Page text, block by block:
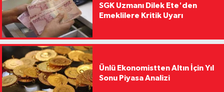
SGK Uzmanı Dilek Ete'den
Emeklilere Kritik Uyarı
Ünlü Ekonomistten Altın İçin Yıl
Sonu Piyasa Analizi